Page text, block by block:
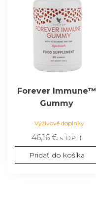
Forever Immune™
Gummy
Výživové doplnky
46,16€ s DPH
Pridať do košíka